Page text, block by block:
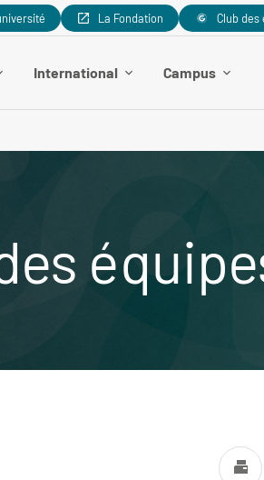
La Fondation Club
International Campus